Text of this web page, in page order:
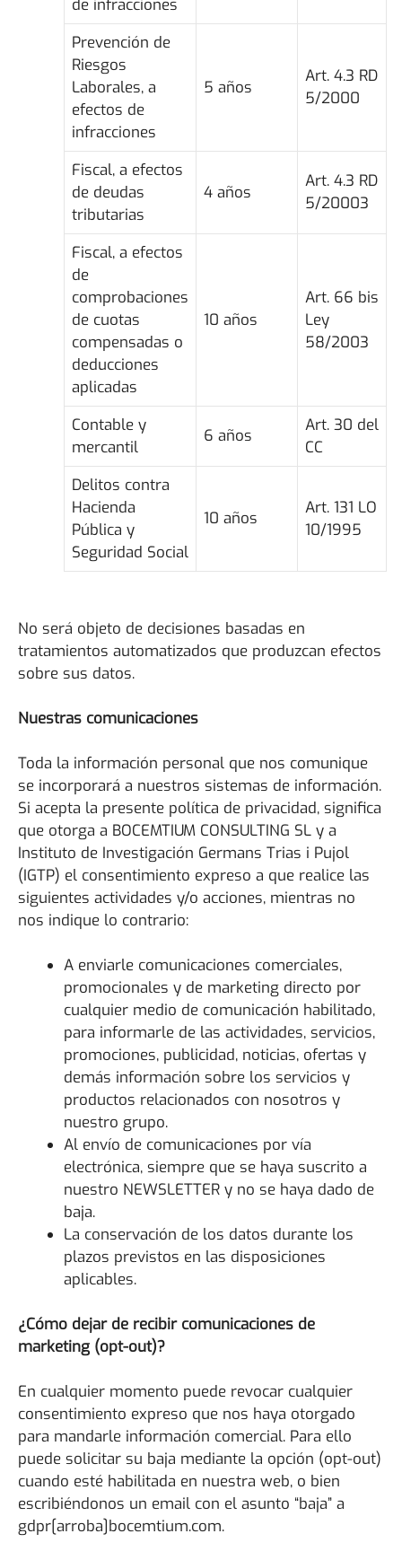
de infracciones
Prevención de
Riesgos
Laborales, a
efectos de
infracciones
5 años
Art. 4.3 RD
5/2000
Fiscal, a efectos
de deudas
tributarias
4 años
Art. 4.3 RD
5/20003
Fiscal, a efectos
de
comprobaciones
de cuotas
compensadas o
deducciones
aplicadas
10 años
Art. 66 bis
Ley
58/2003
Contable y
mercantil
6 años
Art. 30 del
CC
Delitos contra
Hacienda
Pública y
Seguridad Social
10 años
Art. 131 LO
10/1995
No será objeto de decisiones basadas en
tratamientos automatizados que produzcan efectos
sobre sus datos.
Nuestras comunicaciones
Toda la información personal que nos comunique
se incorporará a nuestros sistemas de información.
Si acepta la presente política de privacidad, significa
que otorga a BOCEMTIUM CONSULTING SL y a
Instituto de Investigación Germans Trias i Pujol
(IGTP) el consentimiento expreso a que realice las
siguientes actividades y/o acciones, mientras no
nos indique lo contrario:
A enviarle comunicaciones comerciales,
promocionales y de marketing directo por
cualquier medio de comunicación habilitado,
para informarle de las actividades, servicios,
promociones, publicidad, noticias, ofertas y
demás información sobre los servicios y
productos relacionados con nosotros y
nuestro grupo.
Al envío de comunicaciones por vía
electrónica, siempre que se haya suscrito a
nuestro NEWSLETTER y no se haya dado de
baja.
La conservación de los datos durante los
plazos previstos en las disposiciones
aplicables.
¿Cómo dejar de recibir comunicaciones de
marketing (opt-out)?
En cualquier momento puede revocar cualquier
consentimiento expreso que nos haya otorgado
para mandarle información comercial. Para ello
puede solicitar su baja mediante la opción (opt-out)
cuando esté habilitada en nuestra web, o bien
escribiéndonos un email con el asunto “baja” a
gdpr[arroba]bocemtium.com.